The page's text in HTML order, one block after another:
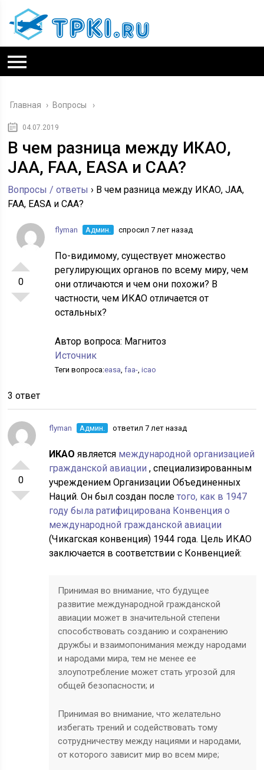
Главная › Вопросы
04.07.2019
В чем разница между ИКАО,
JAA, FAA, EASA и CAA?
Вопросы / ответы › В чем разница между ИКАО, JAA,
FAA, EASA и CAA?
0
flyman Админ. спросил 7 лет назад
По-видимому, существует множество
регулирующих органов по всему миру, чем
они отличаются и чем они похожи? В
частности, чем ИКАО отличается от
остальных?
Автор вопроса: Магнитоз
Источник
Теги вопроса:easa,faa-,icao
3 ответ
0
flyman Админ. ответил 7 лет назад
ИКАОявляется международной организацией
гражданской авиации, специализированным
учреждением Организации Объединенных
Наций. Он был создан послетого, как в 1947
году была ратифицирована Конвенция о
международной гражданской авиации
(Чикагская конвенция) 1944 года. Цель ИКАО
заключается в соответствии с Конвенцией:
Принимая во внимание, что будущее
развитие международной гражданской
авиации может в значительной степени
способствовать созданию и сохранению
дружбы и взаимопонимания между народами
и народами мира, тем не менее ее
злоупотребление может стать угрозой для
общей безопасности; и
Принимая во внимание, что желательно
избегать трений и содействовать тому
сотрудничеству между нациями и народами,
от которого зависит мир во всем мире;